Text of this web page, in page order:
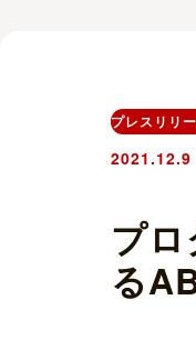
プレスリリ
2021.12.9
プ
る